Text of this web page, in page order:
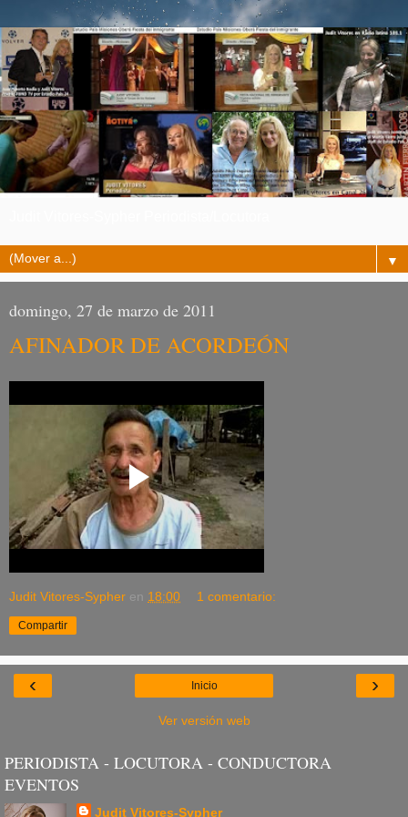
▼
domingo, 27 de marzo de 2011
AFINADOR DE ACORDEÓN
Judit Vitores-Sypher en 18:00 1 comentario:
Compartir
‹ ›
Inicio
Ver versión web
PERIODISTA - LOCUTORA - CONDUCTORA
EVENTOS
Judit Vitores-Sypher